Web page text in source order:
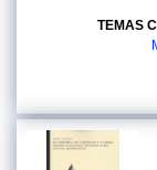
TEMAS